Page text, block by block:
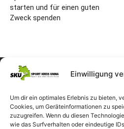
Einwilligung
Um dir ein optimales Erlebnis zu bieten,
Cookies, um Geräteinformationen zu
zuzugreifen. Wenn du diesen
wie das Surfverhalten oder eindeutige
starten und für einen guten
Zweck spenden